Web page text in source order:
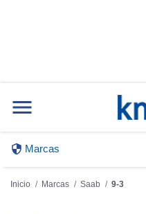
Marcas
Inicio Marcas Saab 9-3